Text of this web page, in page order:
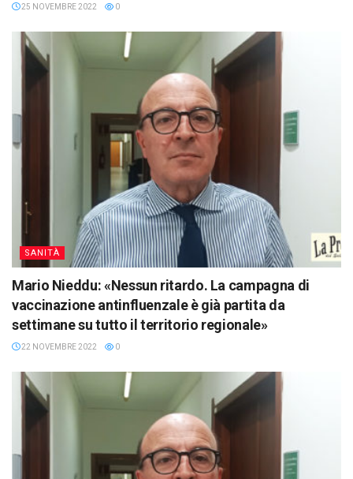
25 NOVEMBRE 2022 0
SANITÀ
Mario Nieddu: «Nessun ritardo. La campagna di
vaccinazione antinfluenzale è già partita da
settimane su tutto il territorio regionale»
22 NOVEMBRE 2022 0